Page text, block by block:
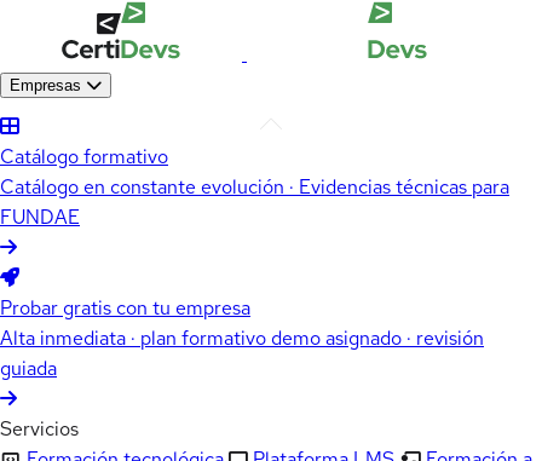
Empresas
Catálogo formativo
Catálogo en constante evolución · Evidencias técnicas para
FUNDAE
Probar gratis con tu empresa
Alta inmediata · plan formativo demo asignado · revisión
guiada
Servicios